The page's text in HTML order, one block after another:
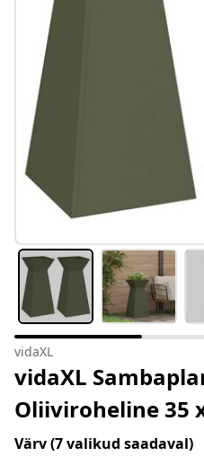
#sharemevidaxl
vidaXL
vidaXL
Oliiviroheline 35
Värv(7 valikud saadaval)